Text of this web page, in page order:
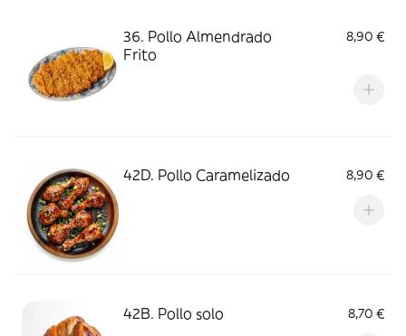
36. Pollo Almendrado
Frito
8,90 €
42D. Pollo Caramelizado 8,90 €
42B. Pollo solo 8,70 €